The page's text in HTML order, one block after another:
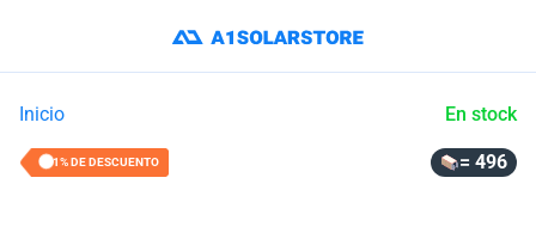
Inicio En stock
31% DE DESCUENTO = 496